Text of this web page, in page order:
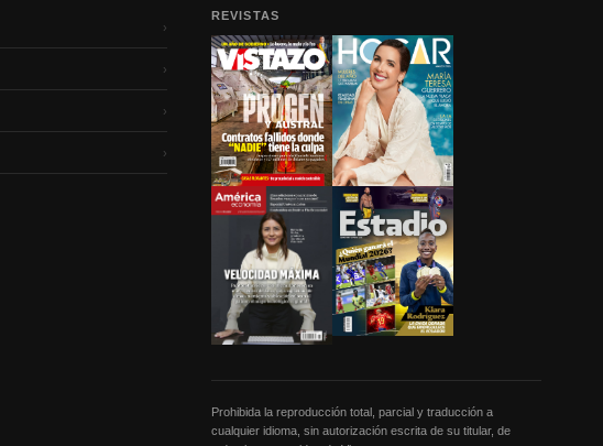
›
›
›
›
REVISTAS
Prohibida la reproducción total, parcial y traducción a
cualquier idioma, sin autorización escrita de su titular, de